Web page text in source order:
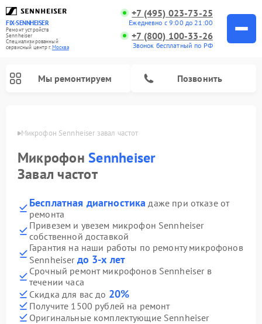
FIX-SENNHEISER
Ремонт устройств
Sennheiser
Специализированный
cервисный центр г.Москва
+7 (495) 023-73-25
Ежедневно с 9:00 до 21:00
+7 (800) 100-33-26
Звонок бесплатный по РФ
Мы ремонтируем Позвонить
Микрофон Sennheiser завал частот
МикрофонSennheiser
Завал частот
Бесплатная диагностика даже при отказе от
ремонта
Привезем и увезем микрофон Sennheiser
собственной доставкой
Гарантия на наши работы по ремонту микрофонов
Sennheiser до 3-х лет
Срочный ремонт микрофонов Sennheiser в
течении часа
Скидка для вас до 20%
Получите 1500 рублей на ремонт
Оригинальные комплектующие Sennheiser